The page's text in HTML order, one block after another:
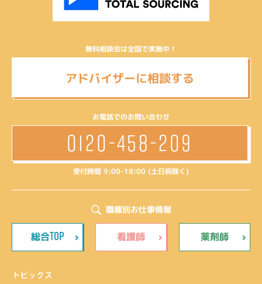
無料相談会は全国で実施中！
アドバイザーに相談する
お電話でのお問い合わせ
0120-458-209
受付時間 9:00-18:00 (土日祝除く)
職種別お仕事情報
総合TOP 看護師 薬剤師
トピックス